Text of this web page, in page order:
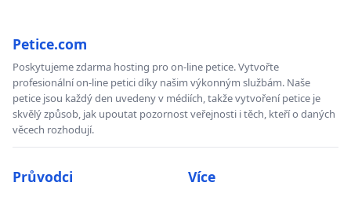
Petice.com
Poskytujeme zdarma hosting pro on-line petice. Vytvořte
profesionální on-line petici díky našim výkonným službám. Naše
petice jsou každý den uvedeny v médiích, takže vytvoření petice je
skvělý způsob, jak upoutat pozornost veřejnosti i těch, kteří o daných
věcech rozhodují.
Průvodci Více